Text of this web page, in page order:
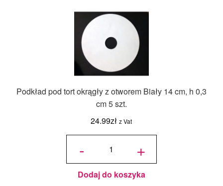
Podkład pod tort okrągły z otworem Biały 14 cm, h 0,3
cm 5 szt.
24.99zł z Vat
-
ilość
okrągły
z
otworem
Biały 14
cm, h
szt.
+
Dodaj do koszyka